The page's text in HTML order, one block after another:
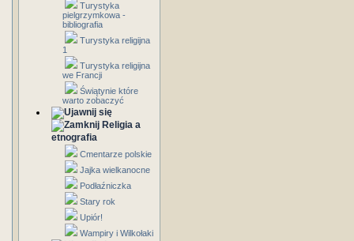
Turystyka
pielgrzymkowa -
bibliografia
Turystyka religijna
1
Turystyka religijna
we Francji
Świątynie które
warto zobaczyć
Religia a
etnografia
Cmentarze polskie
Jajka wielkanocne
Podłaźniczka
Stary rok
Upiór!
Wampiry i Wilkołaki